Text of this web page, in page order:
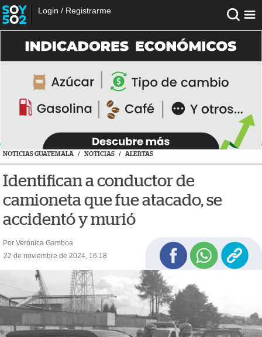
Login / Registrarme
NOTICIAS GUATEMALA / NOTICIAS / ALERTAS
Identifican a conductor de
camioneta que fue atacado, se
accidentó y murió
Por Verónica Gamboa
22 de noviembre de 2024, 16:18